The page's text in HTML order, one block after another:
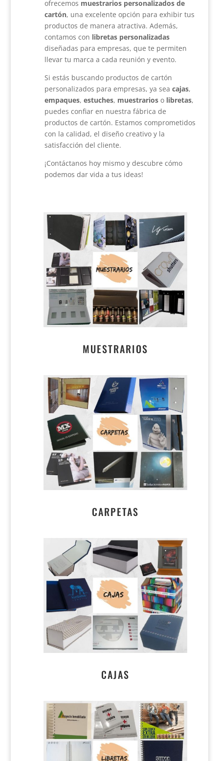
ofrecemos muestrarios personalizados de
cartón, una excelente opción para exhibir tus
productos de manera atractiva. Además,
contamos con libretas personalizadas
diseñadas para empresas, que te permiten
llevar tu marca a cada reunión y evento.
Si estás buscando productos de cartón
personalizados para empresas, ya seacajas,
empaques,estuches, muestrarios o libretas,
puedes confiar en nuestra fábrica de
productos de cartón. Estamos comprometidos
con la calidad, el diseño creativo y la
satisfacción del cliente.
¡Contáctanos hoy mismo y descubre cómo
podemos dar vida a tus ideas!
MUESTRARIOS
CARPETAS
CAJAS